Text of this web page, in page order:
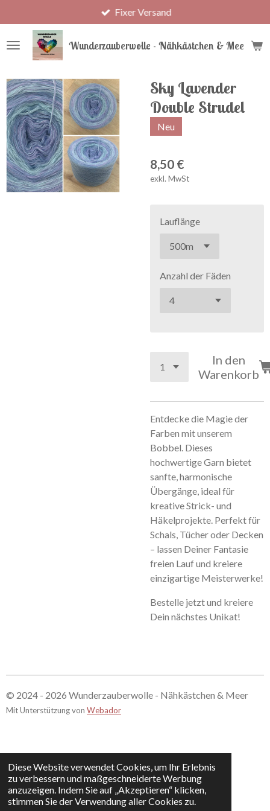
Diese Website verwendet Cookies, um Ihr Erlebnis
zu verbessern und maßgeschneiderte Werbung
anzuzeigen. Indem Sie auf „Akzeptieren“ klicken,
stimmen Sie der Verwendung aller Cookies zu.
Hauptinhalt
springen
Wunderzauberwolle - Nähkästchen & Meer
Fixer Versand
Sky Lavender
Double Strudel
Neu
8,50 €
exkl. MwSt
Lauflänge
Anzahl der Fäden
In den
Warenkorb
Entdecke die Magie der
Farben mit unserem
Bobbel. Dieses
hochwertige Garn bietet
sanfte, harmonische
Übergänge, ideal für
kreative Strick- und
Häkelprojekte. Perfekt für
Schals, Tücher oder Decken
– lassen Deiner Fantasie
freien Lauf und kreiere
einzigartige Meisterwerke!
Bestelle jetzt und kreiere
Dein nächstes Unikat!
© 2024 - 2026 Wunderzauberwolle - Nähkästchen & Meer
Mit Unterstützung von Webador